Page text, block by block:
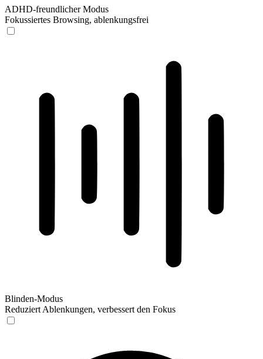
ADHD-freundlicher Modus
Fokussiertes Browsing, ablenkungsfrei
Blinden-Modus
Reduziert Ablenkungen, verbessert den Fokus